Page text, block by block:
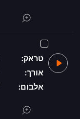
טראק:
אורך:
אלבום: